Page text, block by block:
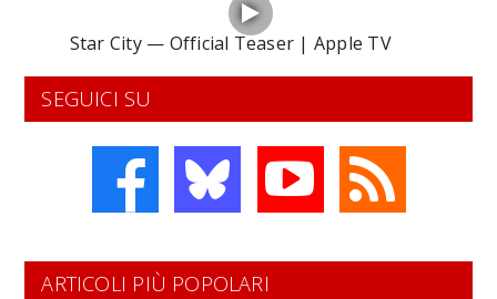
Star City — Official Teaser | Apple TV
SEGUICI SU
ARTICOLI PIÙ POPOLARI